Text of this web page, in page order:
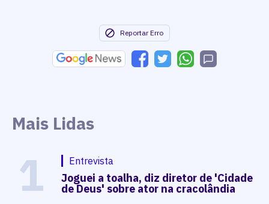
Reportar Erro
Mais Lidas
1 Entrevista
Joguei a toalha, diz diretor de 'Cidade
de Deus' sobre ator na cracolândia